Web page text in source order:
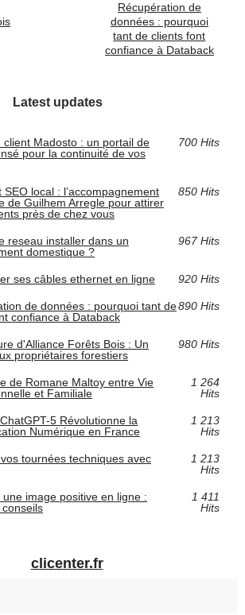
Récupération de
données : pourquoi
tant de clients font
confiance à Databack
Latest updates
client Madosto : un portail de
pour la continuité de vos
700 Hits
SEO local : l’accompagnement
de Guilhem Arregle pour attirer
près de chez vous
850 Hits
reseau installer dans un
domestique ?
967 Hits
ses câbles ethernet en ligne 920 Hits
de données : pourquoi tant de
confiance à Databack
890 Hits
d'Alliance Forêts Bois : Un
propriétaires forestiers
980 Hits
de Romane Maltoy entre Vie
et Familiale
1 264
Hits
5 Révolutionne la
Numérique en France
1 213
Hits
tournées techniques avec
1 213
Hits
image positive en ligne :
1 411
Hits
clicenter.fr